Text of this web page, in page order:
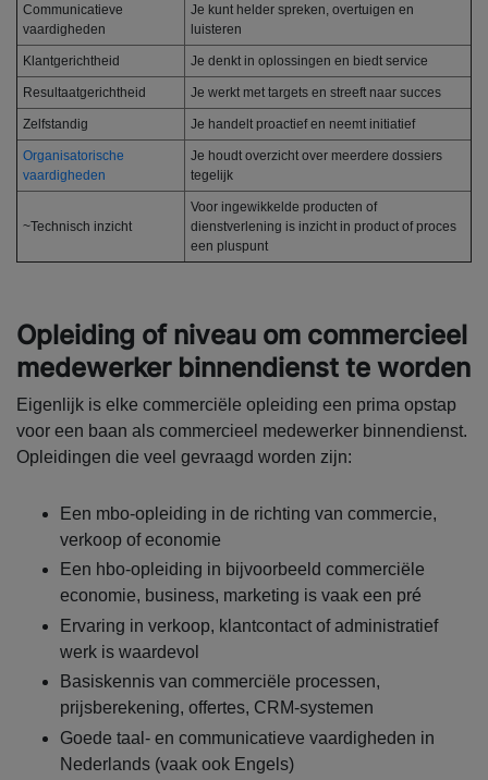
Communicatieve
vaardigheden
Je kunt helder spreken, overtuigen en
luisteren
Klantgerichtheid Je denkt in oplossingen en biedt service
Resultaatgerichtheid Je werkt met targets en streeft naar succes
Zelfstandig Je handelt proactief en neemt initiatief
Organisatorische
vaardigheden
Je houdt overzicht over meerdere dossiers
tegelijk
~Technisch inzicht
Voor ingewikkelde producten of
dienstverlening is inzicht in product of proces
een pluspunt
Opleiding of niveau om commercieel
medewerker binnendienst te worden
Eigenlijk is elke commerciële opleiding een prima opstap
voor een baan als commercieel medewerker binnendienst.
Opleidingen die veel gevraagd worden zijn:
Een mbo-opleiding in de richting van commercie,
verkoop of economie
Een hbo-opleiding in bijvoorbeeld commerciële
economie, business, marketing is vaak een pré
Ervaring in verkoop, klantcontact of administratief
werk is waardevol
Basiskennis van commerciële processen,
prijsberekening, offertes, CRM-systemen
Goede taal- en communicatieve vaardigheden in
Nederlands (vaak ook Engels)